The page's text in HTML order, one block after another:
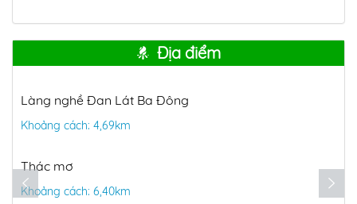
Địa điểm
Làng nghề Đan Lát Ba Đông
Khoảng cách: 4,69km
Thác mơ
Khoảng cách: 6,40km